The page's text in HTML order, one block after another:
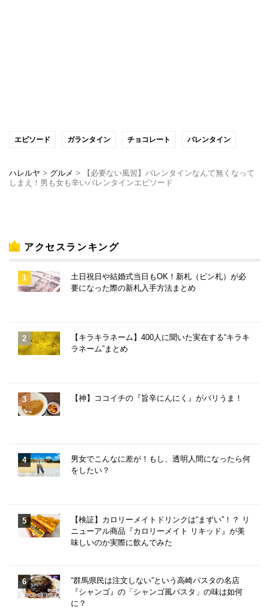
エピソード ガランタイン チョコレート バレンタイン
ハレルヤ > グルメ >
【必要ない風習】バレンタインなんて無くなって
しまえ！男も女も辛いバレンタインエピソード
アクセスランキング
土日祝日や結婚式当日もOK！新札（ピン札）が必
要になった際の新札入手方法まとめ
【キラキラネーム】400人に聞いた実在する“キラキ
ラネーム”まとめ
【神】ココイチの『旨辛にんにく』がバリうま！
男女でこんなに差が！もし、透明人間になったら何
をしたい？
【検証】カロリーメイトドリンクは“まずい”！？ リ
ニューアル商品『カロリーメイト リキッド』が美
味しいのか実際に飲んでみた
“群馬県民は注文しない”という高崎パスタの名店
『シャンゴ』の「シャンゴ風パスタ」の味は如何
に？